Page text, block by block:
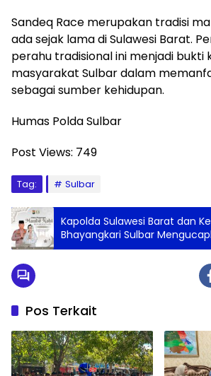
Sandeq Race merupakan tradisi
ada sejak lama di Sulawesi Barat.
perahu tradisional ini menjadi bukti
masyarakat Sulbar dalam
sebagai sumber kehidupan.
Humas Polda Sulbar
Post Views: 749
Tag: Sulbar
Kapolda Sulawesi Barat dan
Bhayangkari Sulbar
Memperingati Maulid Nabi
Pos Terkait